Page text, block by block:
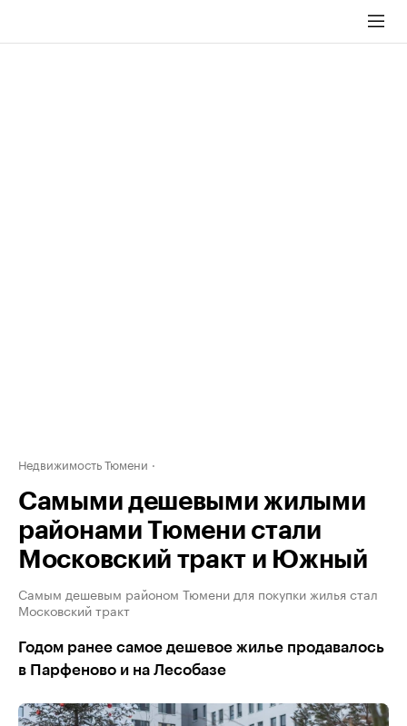
Недвижимость Тюмени
Самыми дешевыми жилыми
районами Тюмени стали
Московский тракт и Южный
Самым дешевым районом Тюмени для покупки жилья стал
Московский тракт
Годом ранее самое дешевое жилье продавалось
в Парфеново и на Лесобазе